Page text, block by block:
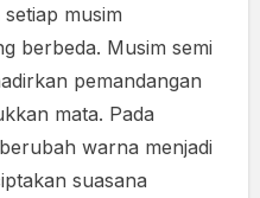
musim
berbeda. Musim semi
pemandangan
mata. Pada
warna menjadi
suasana